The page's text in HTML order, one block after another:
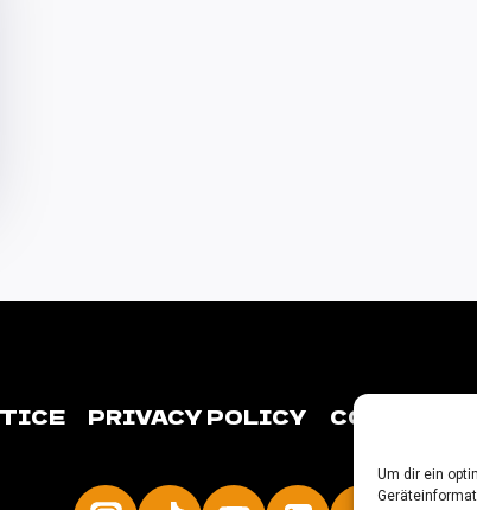
Um dir ein
PRIVACY POLICY COOKIE-